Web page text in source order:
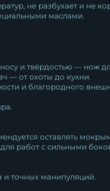
не разбухает и не
маслами.
и твёрдостью — нож
— от охоты до кухни.
и благородного
оставлять
работ с сильными
и точных манипуляций.